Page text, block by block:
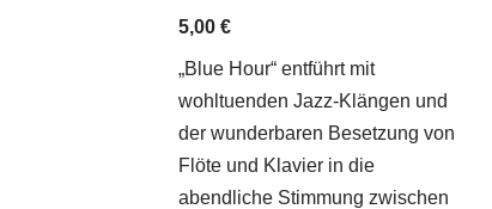
5,00€
„Blue Hour“ entführt mit
wohltuenden Jazz-Klängen und
der wunderbaren Besetzung von
Flöte und Klavier in die
abendliche Stimmung zwischen